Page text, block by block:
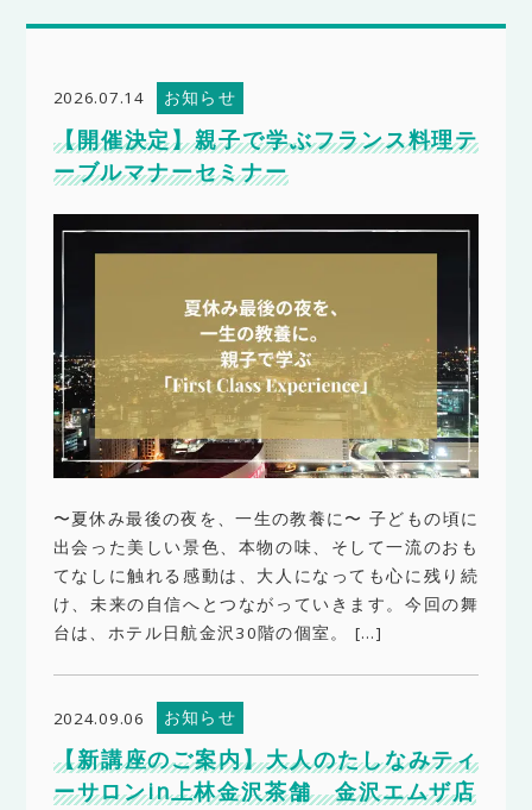
2026.07.14 お知らせ
【開催決定】親子で学ぶフランス料理テ
ーブルマナーセミナー
〜夏休み最後の夜を、一生の教養に〜 子どもの頃に
出会った美しい景色、本物の味、そして一流のおも
てなしに触れる感動は、大人になっても心に残り続
け、未来の自信へとつながっていきます。今回の舞
台は、ホテル日航金沢30階の個室。 […]
2024.09.06 お知らせ
【新講座のご案内】大人のたしなみティ
ーサロンin上林金沢茶舗 金沢エムザ店